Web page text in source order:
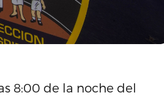
8:00 de la noche del